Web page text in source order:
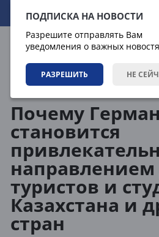
ПОДПИСКА НА НОВОСТИ
Разрешите отправлять Вам
уведомления о важных
РАЗРЕШИТЬ НЕ
09.08.2026 17:54:49
Почему
становится
направлением
туристов и
Казахстана и
стран